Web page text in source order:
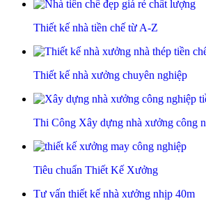
Thiết kế nhà tiền chế từ A-Z
Thiết kế nhà xưởng chuyên nghiệp
Thi Công Xây dựng nhà xưởng công
Tiêu chuẩn Thiết Kế Xưởng
Tư vấn thiết kế nhà xưởng nhịp 40m